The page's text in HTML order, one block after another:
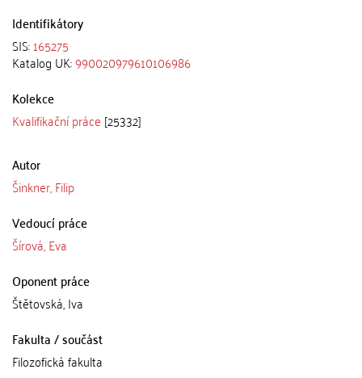
Identifikátory
SIS:165275
Katalog UK:990020979610106986
Kolekce
Kvalifikační práce [25332]
Autor
Šinkner, Filip
Vedoucí práce
Šírová, Eva
Oponent práce
Štětovská, Iva
Fakulta / součást
Filozofická fakulta